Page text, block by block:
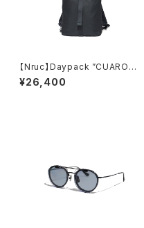
【Nruc】Daypack ”CUARO
N"/ CORDURA Black
¥26,400